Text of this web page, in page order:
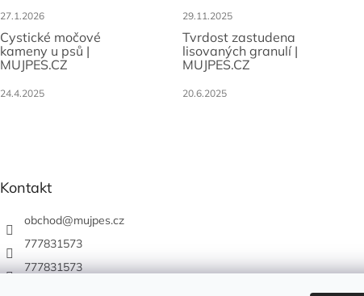
27.1.2026
Cystické močové
kameny u psů |
MUJPES.CZ
24.4.2025
29.11.2025
Tvrdost zastudena
lisovaných granulí |
MUJPES.CZ
20.6.2025
Kontakt
obchod@mujpes.cz
777831573
777831573